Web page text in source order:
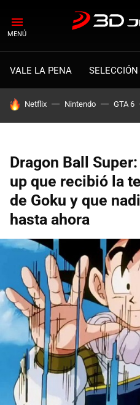
MENÚ
VALE LA PENA SELECCIÓN
HOY SE HABLA DE
Netflix Nintendo GTA 6
Dragon Ball
up que recibió la
de Goku y que
hasta ahora